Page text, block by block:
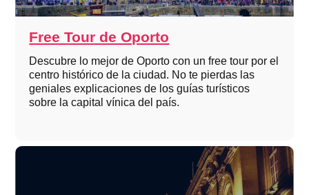
Free Tour de Oporto
Descubre lo mejor de Oporto con un free tour por el
centro histórico de la ciudad. No te pierdas las
geniales explicaciones de los guías turísticos
sobre la capital vínica del país.